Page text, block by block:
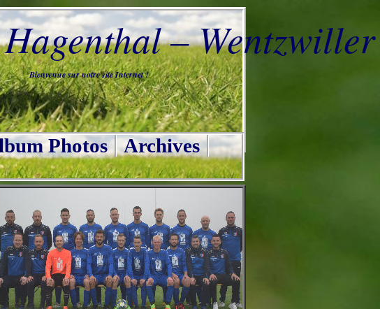
– Wentzwiller
Bienvenue sur notre site Internet !
Photos
Archives